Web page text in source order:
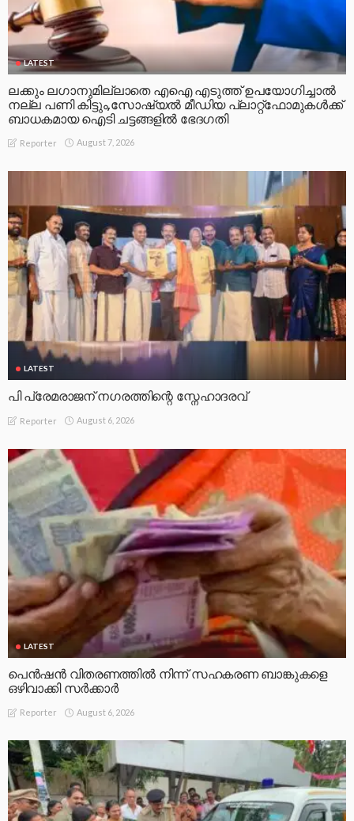
LATEST
ലക്കും ലഗാനുമില്ലാതെ എഐ എടുത്ത് ഉപയോഗിച്ചാല്‍
നല്ല പണി കിട്ടും,സോഷ്യല്‍ മീഡിയ പ്ലാറ്റ്‌ഫോമുകള്‍ക്ക്
ബാധകമായ ഐടി ചട്ടങ്ങളില്‍ ഭേദഗതി
Reporter August 7, 2026
LATEST
പി പ്രേമരാജന് നഗരത്തിന്റെ സ്നേഹാദരവ്
Reporter August 6, 2026
LATEST
പെൻഷൻ വിതരണത്തിൽ നിന്ന് സഹകരണ ബാങ്കുകളെ
ഒഴിവാക്കി സർക്കാർ
Reporter August 6, 2026